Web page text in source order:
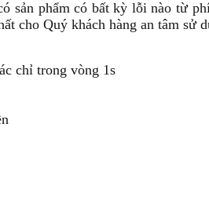
sản phẩm có bất kỳ lỗi nào từ
cho Quý khách hàng an tâm sử
chỉ trong vòng 1s